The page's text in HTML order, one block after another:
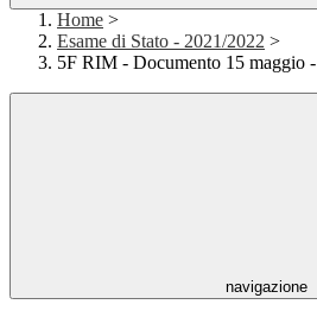
Home >
Esame di Stato - 2021/2022 >
5F RIM - Documento 15 maggio -
navigazione